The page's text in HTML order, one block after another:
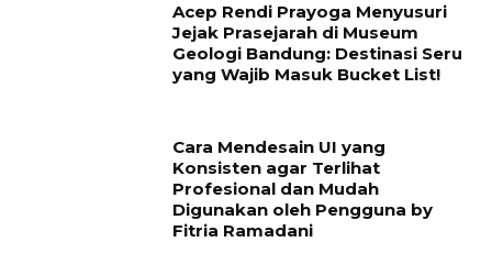
Acep Rendi Prayoga Menyusuri
Jejak Prasejarah di Museum
Geologi Bandung: Destinasi Seru
yang Wajib Masuk Bucket List!
Cara Mendesain UI yang
Konsisten agar Terlihat
Profesional dan Mudah
Digunakan oleh Pengguna by
Fitria Ramadani